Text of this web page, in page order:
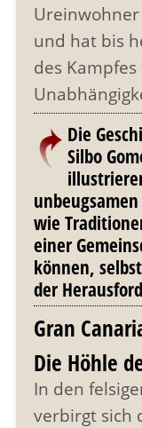
und hat bis
des
Die
Silbo
wie
einer
können,
der
Gran
Die Höhle
In den
verbirgt sich